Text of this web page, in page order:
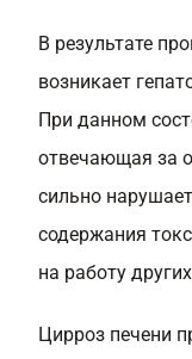
В результате
возникает
При данном
отвечающая за
сильно
содержания
на работу
Цирроз печени